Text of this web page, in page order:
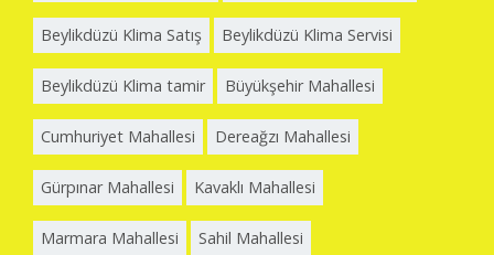
Beylikdüzü Klima Satış Beylikdüzü Klima Servisi
Beylikdüzü Klima tamir Büyükşehir Mahallesi
Cumhuriyet Mahallesi Dereağzı Mahallesi
Gürpınar Mahallesi Kavaklı Mahallesi
Marmara Mahallesi Sahil Mahallesi